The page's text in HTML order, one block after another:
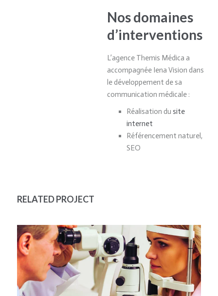
Nos domaines
d’interventions
L’agence Themis Médica a
accompagnée Iena Vision dans
le développement de sa
communication médicale :
Réalisation du site
internet
Référencement naturel,
SEO
RELATED PROJECT
OPHTACLINIC ALÈS
OPHTALMOLOGIE